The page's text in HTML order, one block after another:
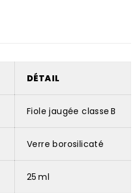
DÉTAIL
Fiole jaugée classe B
Verre borosilicaté
25 ml